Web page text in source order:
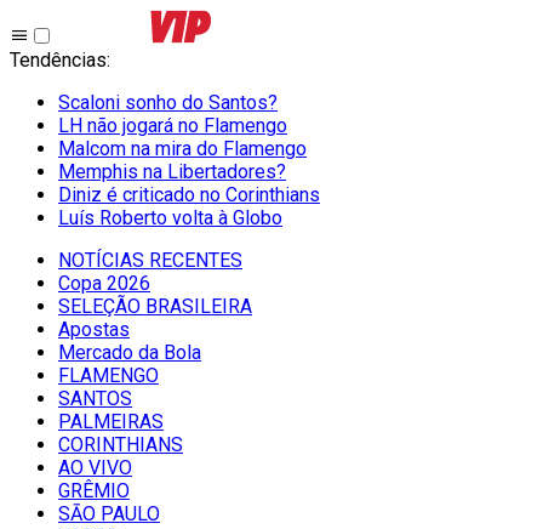
Tendências:
Scaloni sonho do Santos?
LH não jogará no Flamengo
Malcom na mira do Flamengo
Memphis na Libertadores?
Diniz é criticado no Corinthians
Luís Roberto volta à Globo
NOTÍCIAS RECENTES
Copa 2026
SELEÇÃO BRASILEIRA
Apostas
Mercado da Bola
FLAMENGO
SANTOS
PALMEIRAS
CORINTHIANS
AO VIVO
GRÊMIO
SĀO PAULO